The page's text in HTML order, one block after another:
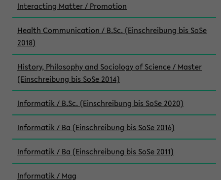
Interacting Matter / Promotion
Health Communication / B.Sc. (Einschreibung bis SoSe
2018)
History, Philosophy and Sociology of Science / Master
(Einschreibung bis SoSe 2014)
Informatik / B.Sc. (Einschreibung bis SoSe 2020)
Informatik / Ba (Einschreibung bis SoSe 2016)
Informatik / Ba (Einschreibung bis SoSe 2011)
Informatik / Mag